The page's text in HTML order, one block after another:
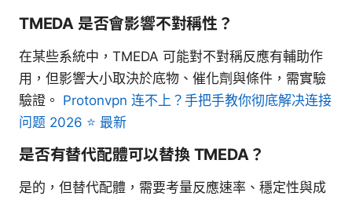
TMEDA 是否會影響不對稱性？
在某些系統中，TMEDA 可能對不對稱反應有輔助作
用，但影響大小取決於底物、催化劑與條件，需實驗
驗證。 Protonvpn 连不上？手把手教你彻底解决连接
问题 2026 ⭐ 最新
是否有替代配體可以替換 TMEDA？
是的，但替代配體，需要考量反應速率、穩定性與成